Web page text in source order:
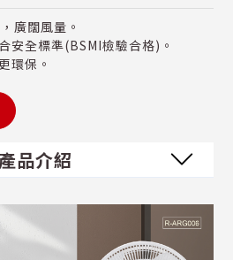
廣闊風量。
安全標準(BSMI檢驗合格)。
環保。
產品介紹